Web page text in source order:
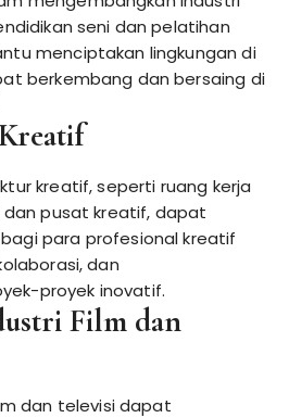
seni dan pelatihan
menciptakan lingkungan di
berkembang dan bersaing di
kreatif, seperti ruang kerja
pusat kreatif, dapat
para profesional kreatif
dan
proyek inovatif.
Film dan
dan televisi dapat